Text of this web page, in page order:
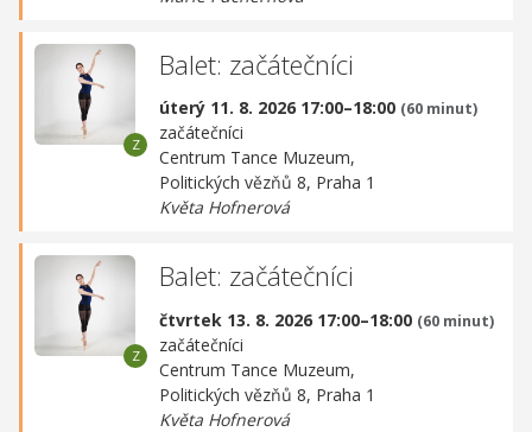
Balet: začátečníci
úterý 11. 8. 2026 17:00–18:00 (60 minut)
začátečníci
Centrum Tance Muzeum,
Politických vězňů 8, Praha 1
Květa Hofnerová
Balet: začátečníci
čtvrtek 13. 8. 2026 17:00–18:00 (60 minut)
začátečníci
Centrum Tance Muzeum,
Politických vězňů 8, Praha 1
Květa Hofnerová